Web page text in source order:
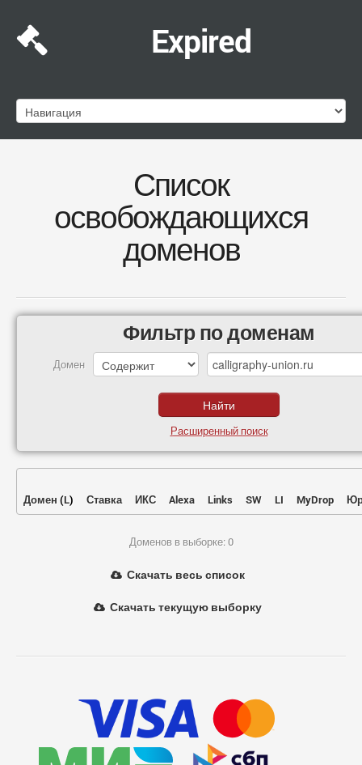
Expired
Список
освобождающихся
доменов
Фильтр по доменам
Домен
Расширенный поиск
Домен (L) Ставка ИКС Alexa Links SW LI MyDrop
Доменов в выборке: 0
Скачать весь список
Скачать текущую выборку